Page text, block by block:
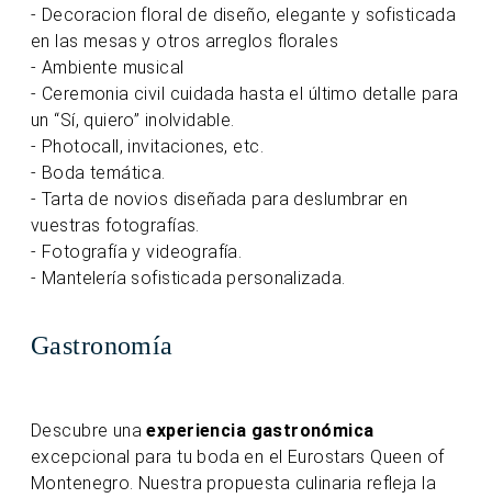
- Decoracion floral de diseño, elegante y sofisticada
en las mesas y otros arreglos florales
- Ambiente musical
- Ceremonia civil cuidada hasta el último detalle para
un “Sí, quiero” inolvidable.
- Photocall, invitaciones, etc.
- Boda temática.
- Tarta de novios diseñada para deslumbrar en
vuestras fotografías.
- Fotografía y videografía.
- Mantelería sofisticada personalizada.
Gastronomía
Descubre unaexperiencia gastronómica
excepcional para tu boda en el Eurostars Queen of
Montenegro. Nuestra propuesta culinaria refleja la